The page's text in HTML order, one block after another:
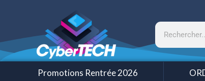
contenu
Rechercher
Promotions Rentrée 2026